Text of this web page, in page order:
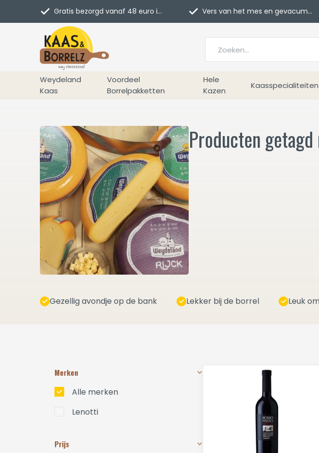
Weydeland
Kaas
Voordeel
Borrelpakketten
Hele
Kazen
Kaasspecialiteiten
Gratis bezorgd vanaf 48 euro in NL Vers van het mes en gevacumeerd
Producten
Gezellig avondje op de bank Lekker bij de borrel Leuk
Merken
Alle merken
Lenotti
Prijs